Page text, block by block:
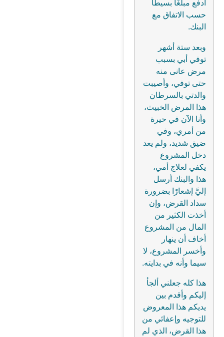
أدفع مبلغًا بسيطًا
حسب الاتفاق مع
البنك.
وبعد ستة أشهر
توفي أبي بسبب
مرض عانى منه
حتى توفي، وأصيبت
والدتي بالسرطان
هذا المرض الخبيث،
وأنا الآن في حيرة
من أمري، وفي
ضيق شديد، ولم يعد
دخل المشروع
يكفي لعلاج أمي،
هذا والبنك أرسل
إليَّ إشعارًا بضرورة
سداد القرض، وإن
أخذت الكثير من
المال من المشروع
أخاف أن ينهار
وأخسر المشروع، لا
سيما وأنه في بدايته.
هذا كله جعلني ألجأ
إليكم وأقدم بين
يديكم هذا المعروض
للتوجيه وإعفائي من
هذا القرض، الذي لم